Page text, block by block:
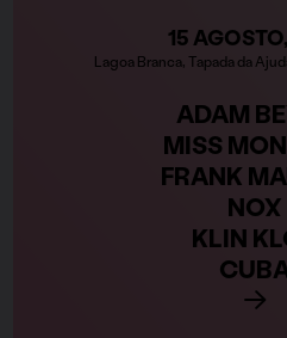
15
Lagoa Branca, Tapada da
ADAM
MISS
FRANK
NOX
KLIN